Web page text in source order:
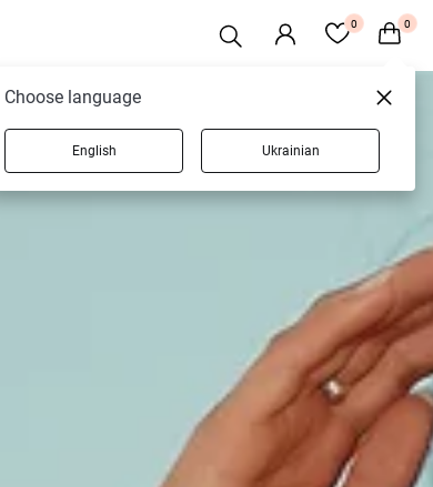
0 0
Choose language
English Ukrainian